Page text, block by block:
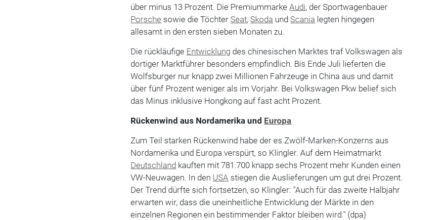
über minus 13 Prozent. Die PremiummarkeAudi, der Sportwagenbauer
Porsche sowie die Töchter Seat, Skoda und Scania legten hingegen
allesamt in den ersten sieben Monaten zu.
Die rückläufige Entwicklung des chinesischen Marktes traf Volkswagen als
dortiger Marktführer besonders empfindlich. Bis Ende Juli lieferten die
Wolfsburger nur knapp zwei Millionen Fahrzeuge in China aus und damit
über fünf Prozent weniger als im Vorjahr. Bei Volkswagen Pkw belief sich
das Minus inklusive Hongkong auf fast acht Prozent.
Rückenwind aus Nordamerika und Europa
Zum Teil starken Rückenwind habe der es Zwölf-Marken-Konzerns aus
Nordamerika und Europa verspürt, so Klingler. Auf dem Heimatmarkt
Deutschland kauften mit 781.700 knapp sechs Prozent mehr Kunden einen
VW-Neuwagen. In den USA stiegen die Auslieferungen um gut drei Prozent.
Der Trend dürfte sich fortsetzen, so Klingler: "Auch für das zweite Halbjahr
erwarten wir, dass die uneinheitliche Entwicklung der Märkte in den
einzelnen Regionen ein bestimmender Faktor bleiben wird." (dpa)